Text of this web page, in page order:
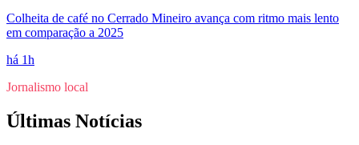
Colheita de café no Cerrado Mineiro avança com ritmo mais lento
em comparação a 2025
há 1h
Jornalismo local
Últimas Notícias